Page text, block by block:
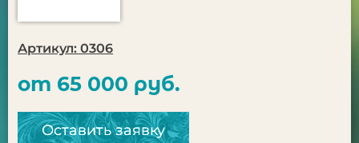
Артикул: 0306
от 65 000 руб.
Оставить заявку